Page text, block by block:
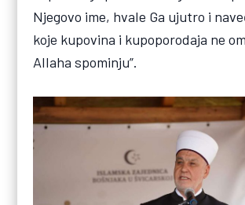
Njegovo ime, hvale Ga ujutro i
koje kupovina i kupoporodaja ne
Allaha spominju”.